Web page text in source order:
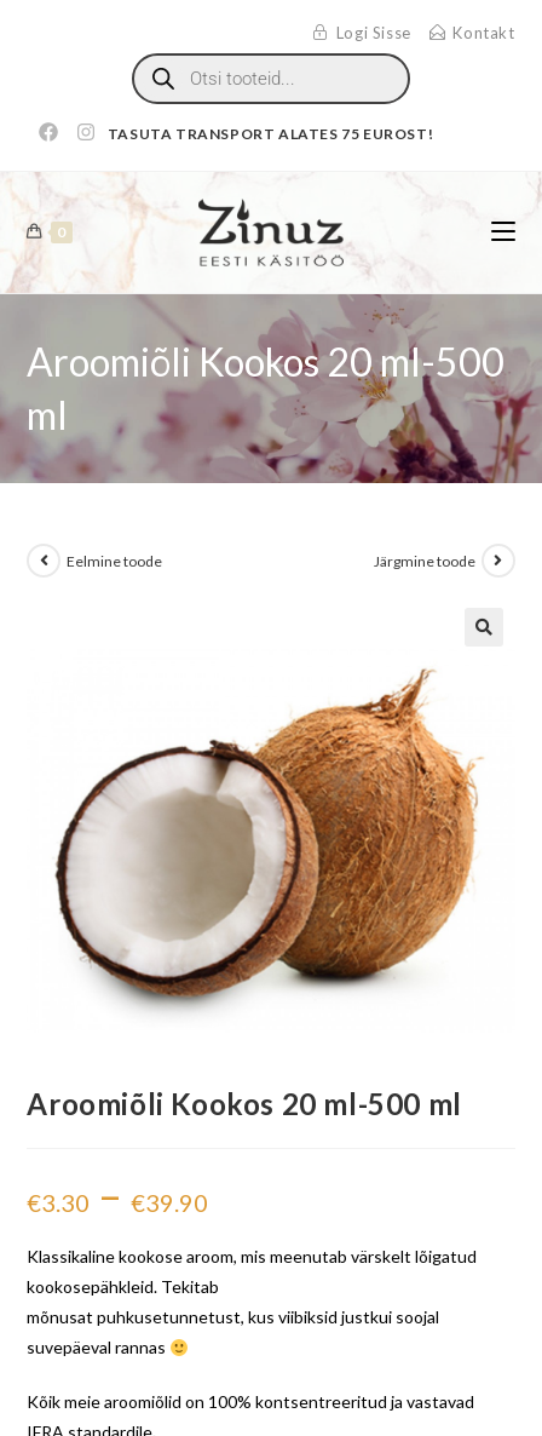
Logi Sisse Kontakt
TASUTA TRANSPORT ALATES 75 EUROST!
0
Aroomiõli Kookos 20 ml-500
ml
Eelmine toode Järgmine toode
Aroomiõli Kookos 20 ml-500 ml
€3.30 – €39.90
Klassikaline kookose aroom, mis meenutab värskelt lõigatud
kookosepähkleid. Tekitab
mõnusat puhkusetunnetust, kus viibiksid justkui soojal
suvepäeval rannas
Kõik meie aroomiõlid on 100% kontsentreeritud ja vastavad